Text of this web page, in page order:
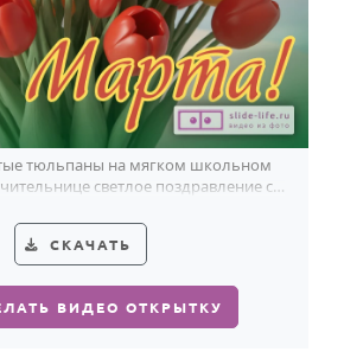
тюльпаны на мягком школьном
светлое поздравление с 8
СКАЧАТЬ
ВИДЕО ОТКРЫТКУ